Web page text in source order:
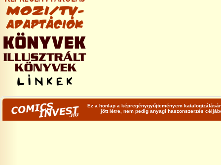
Ez a honlap a képregénygyűjteményem
jött létre, nem pedig anyagi haszonszerzés